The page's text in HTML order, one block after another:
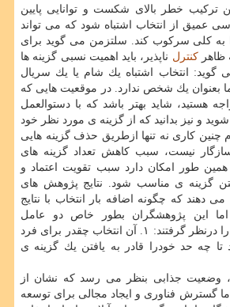
تركیب خطر بالای شكست و توانایی پایین
عمیق از انتخاب اشتباه شود كه می تواند
به كلی سركوب كند. سلتزمن می گوید برای
ظاهركنترل ناپذیر، باید اهمیت نسبی گزینه ها
گوید: انتخاب اشتباه یك شام یا یك سریال
بعنوان یك شخص ندارد. در موقعیت هایی كه
هستید، شاید بهتر باشد كه با دستوالعمل
و نیز بدانید كه از گزینه ی مورد نظر خود
چنین كاری نه تنها ازطریق حذف گزینه هایی
نیست، سبب كاهش تعداد گزینه های
طور امكان دارد سبب تقویت اعتماد و
گزینه ی مناسب شود. نتایج پژوهش های
دهند كه چگونه اضافه بار انتخاب با نتایج
این پژوهشگران بطور خاص دو عامل
انگیزشی تصمیم گیری را درنظر گرفتند: ۱. آن انتخاب چقدر برای فرد
و ۲. افراد تا چه حد خودرا قادر به یافتن یك گزینه ی
وضعیت جذابی بنظر می رسد كه نشان از
اما گسترش فناوری و ایجاد مجالی برای توسعه